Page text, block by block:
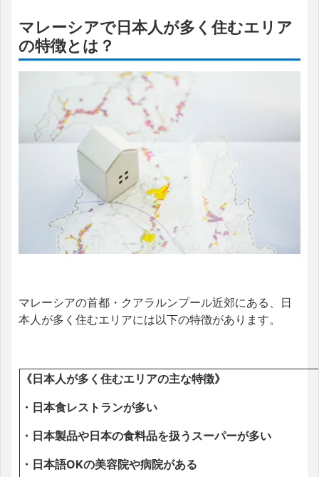
マレーシアで日本人が多く住むエリア
の特徴とは？
マレーシアの首都・クアラルンプール近郊にある、日
本人が多く住むエリアには以下の特徴があります。
《日本人が多く住むエリアの主な特徴》
・日本食レストランが多い
・日本製品や日本の食料品を扱うスーパーが多い
・日本語OKの美容院や病院がある